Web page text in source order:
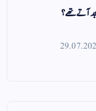
آتے تھے؟